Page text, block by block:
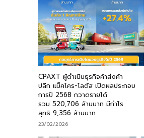
CPAXT ผู้ดำเนินธุรกิจค้าส่งค้า
ปลีก แม็คโคร-โลตัส เปิดผลประกอบ
การปี 2568 กวาดรายได้
รวม 520,706 ล้านบาท มีกำไร
สุทธิ 9,356 ล้านบาท
23/02/2026